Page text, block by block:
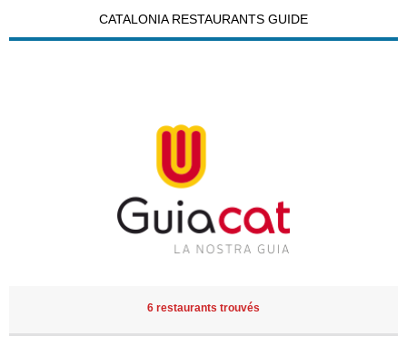
CATALONIA RESTAURANTS GUIDE
6 restaurants trouvés